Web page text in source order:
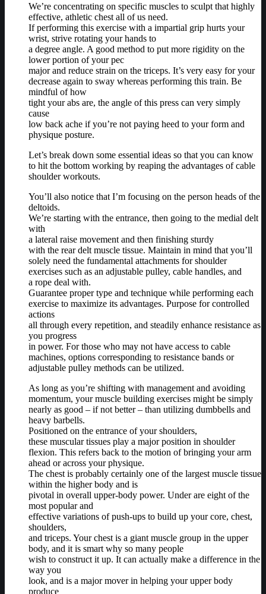
We’re concentrating on specific muscles to sculpt that highly
effective, athletic chest all of us need.
If performing this exercise with a impartial grip hurts your
wrist, strive rotating your hands to
a degree angle. A good method to put more rigidity on the
lower portion of your pec
major and reduce strain on the triceps. It’s very easy for your
decrease again to sway whereas performing this train. Be
mindful of how
tight your abs are, the angle of this press can very simply
cause
low back ache if you’re not paying heed to your form and
physique posture.
Let’s break down some essential ideas so that you can know
to hit the bottom working by reaping the advantages of cable
shoulder workouts.
You’ll also notice that I’m focusing on the person heads of the
deltoids.
We’re starting with the entrance, then going to the medial delt
with
a lateral raise movement and then finishing sturdy
with the rear delt muscle tissue. Maintain in mind that you’ll
solely need the fundamental attachments for shoulder
exercises such as an adjustable pulley, cable handles, and
a rope deal with.
Guarantee proper type and technique while performing each
exercise to maximize its advantages. Purpose for controlled
actions
all through every repetition, and steadily enhance resistance as
you progress
in power. For those who may not have access to cable
machines, options corresponding to resistance bands or
adjustable pulley methods can be utilized.
As long as you’re shifting with management and avoiding
momentum, your muscle building exercises might be simply
nearly as good – if not better – than utilizing dumbbells and
heavy barbells.
Positioned on the entrance of your shoulders,
these muscular tissues play a major position in shoulder
flexion. This refers back to the motion of bringing your arm
ahead or across your physique.
The chest is probably certainly one of the largest muscle tissue
within the higher body and is
pivotal in overall upper-body power. Under are eight of the
most popular and
effective variations of push-ups to build up your core, chest,
shoulders,
and triceps. Your chest is a giant muscle group in the upper
body, and it is smart why so many people
wish to construct it up. It can actually make a difference in the
way you
look, and is a major mover in helping your upper body
produce